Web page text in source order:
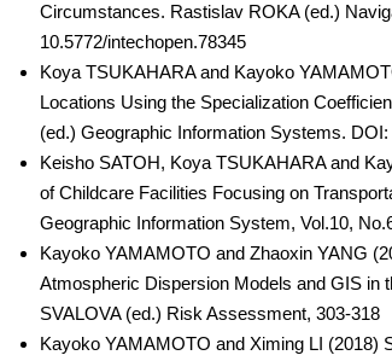
Circumstances. Rastislav ROKA (ed.)
10.5772/intechopen.78345
Koya TSUKAHARA and Kayoko
Locations Using the Specialization
(ed.) Geographic Information Systems.
Keisho SATOH, Koya TSUKAHARA and
of Childcare Facilities Focusing on
Geographic Information System, Vol.10,
Kayoko YAMAMOTO and Zhaoxin YANG
Atmospheric Dispersion Models and GIS in
SVALOVA (ed.) Risk Assessment, 303-318
Kayoko YAMAMOTO and Ximing LI (2018)